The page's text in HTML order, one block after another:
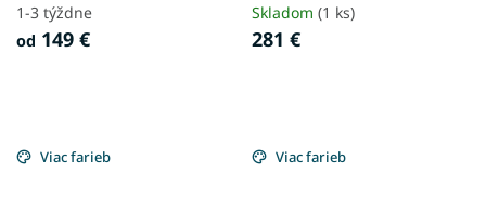
1-3 týždne
od 149 €
Skladom (1 ks)
281 €
Viac farieb Viac farieb